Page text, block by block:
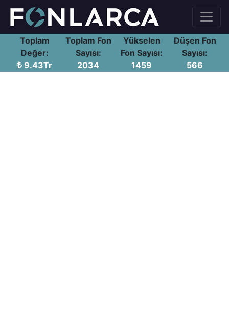
Toplam
Değer:
9.43Tr
Toplam Fon
Sayısı:
2034
Yükselen
Fon Sayısı:
1459
Düşen Fon
Sayısı:
566